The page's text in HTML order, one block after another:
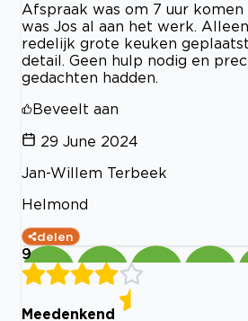
Afspraak was om 7 uur komen
was Jos al aan het werk.
redelijk grote keuken
detail. Geen hulp nodig en
gedachten hadden.
Beveelt aan
29 June 2024
Jan-Willem Terbeek
Helmond
delen
9
Meedenkend